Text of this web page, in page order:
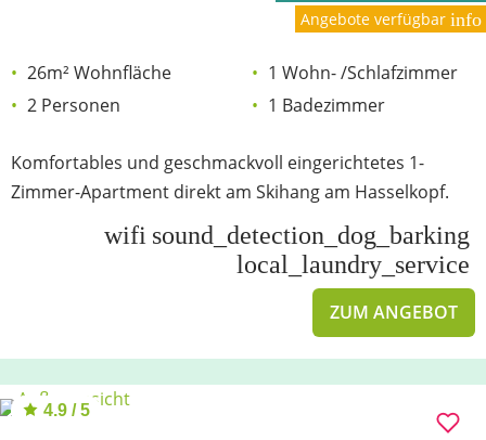
Angebote verfügbarinfo
26m² Wohnfläche
2 Personen
1 Wohn- /Schlafzimmer
1 Badezimmer
Komfortables und geschmackvoll eingerichtetes 1-
Zimmer-Apartment direkt am Skihang am Hasselkopf.
wifi sound_detection_dog_barking
local_laundry_service
ZUM ANGEBOT
4.9 / 5